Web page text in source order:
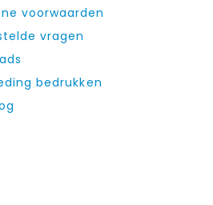
voorwaarden
vragen
bedrukken